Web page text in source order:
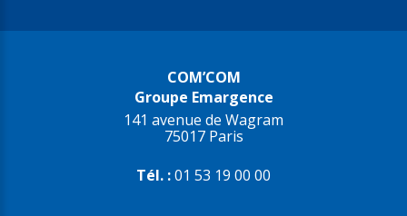
COM’COM
Groupe Emargence
141 avenue de Wagram
75017 Paris
Tél. :01 53 19 00 00